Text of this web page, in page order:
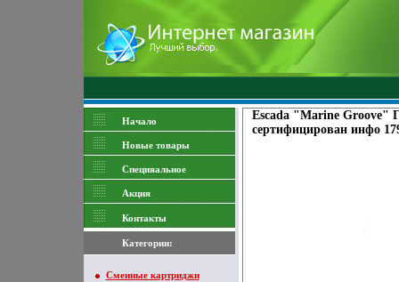
Начало
Новые товары
Специяальное
Акция
Контакты
Категории:
Сменные картриджи
Escada "Marine Groove"
сертифицирован инфо